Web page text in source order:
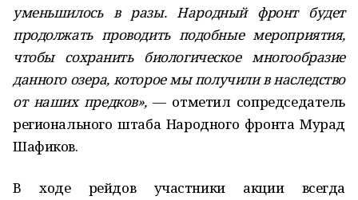
уменьшилось в разы. Народный фронт будет
продолжать проводить подобные мероприятия,
чтобы сохранить биологическое многообразие
данного озера, которое мы получили в наследство
от наших предков», — отметил сопредседатель
регионального штаба Народного фронта Мурад
Шафиков.
В ходе рейдов участники акции всегда